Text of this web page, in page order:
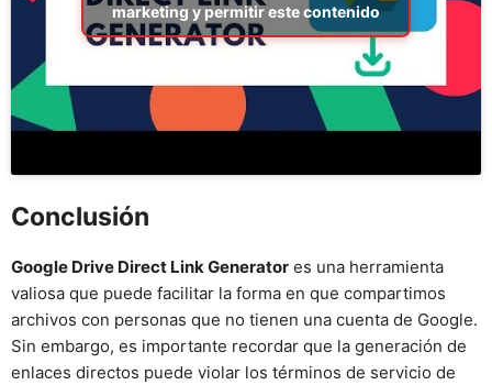
marketing y permitir este contenido
Conclusión
Google Drive Direct Link Generator es una herramienta
valiosa que puede facilitar la forma en que compartimos
archivos con personas que no tienen una cuenta de Google.
Sin embargo, es importante recordar que la generación de
enlaces directos puede violar los términos de servicio de